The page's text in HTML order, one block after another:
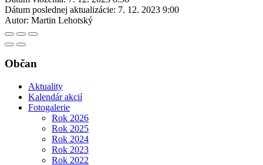
Dátum poslednej aktualizácie: 7. 12. 2023 9:00
Autor: Martin Lehotský
Občan
Aktuality
Kalendár akcií
Fotogalerie
Rok 2026
Rok 2025
Rok 2024
Rok 2023
Rok 2022